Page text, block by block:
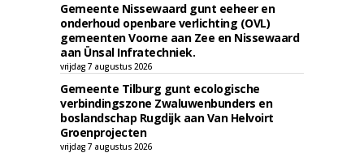
Gemeente Nissewaard gunt eeheer en
onderhoud openbare verlichting (OVL)
gemeenten Voorne aan Zee en Nissewaard
aan Ünsal Infratechniek.
vrijdag 7 augustus 2026
Gemeente Tilburg gunt ecologische
verbindingszone Zwaluwenbunders en
boslandschap Rugdijk aan Van Helvoirt
Groenprojecten
vrijdag 7 augustus 2026